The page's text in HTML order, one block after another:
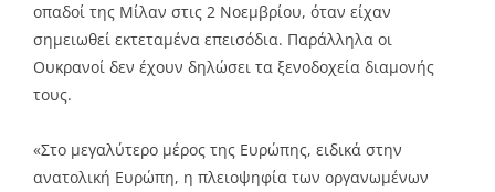
οπαδοί της Μίλαν στις 2 Νοεμβρίου, όταν είχαν
σημειωθεί εκτεταμένα επεισόδια. Παράλληλα οι
Ουκρανοί δεν έχουν δηλώσει τα ξενοδοχεία διαμονής
τους.
«Στο μεγαλύτερο μέρος της Ευρώπης, ειδικά στην
ανατολική Ευρώπη, η πλειοψηφία των οργανωμένων